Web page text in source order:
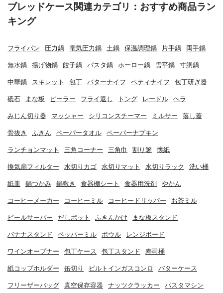
ブレッドケース関連カテゴリ：おすすめ商品ラン
キング
フライパン 圧力鍋 電気圧力鍋 土鍋 保温調理鍋 片手鍋 両手鍋
無水鍋 揚げ物鍋 餃子鍋 パスタ鍋 ホーロー鍋 雪平鍋 寸胴鍋
中華鍋 スキレット 包丁 バターナイフ ペティナイフ 包丁研ぎ器
砥石 まな板 ピーラー フライ返し トング レードル ヘラ
みじん切り器 マッシャー シリコンスチーマー ミルサー 落し蓋
骨抜き ふきん ペーパータオル ペーパーナプキン
ランチョンマット 三角コーナー 三角巾 割り箸 懐紙
換気扇フィルター 水切りカゴ 水切りマット 水切りラック 洗い桶
紙皿 鍋つかみ 鍋敷き 食器棚シート 食器用洗剤 やかん
コーヒーメーカー コーヒーミル コーヒードリッパー お茶ミル
ビールサーバー だしポット ふきんかけ まな板スタンド
バナナスタンド ペッパーミル ボウル レンジボード
ワインオープナー 包丁ケース 包丁スタンド 寿司桶
紙コップホルダー 缶切り ビルトインガスコンロ バターケース
フリーザーバッグ 真空保存容器 ナッツクラッカー パスタマシン